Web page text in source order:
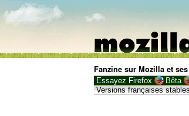
Fanzine sur Mozilla et
Essayez Firefox Bêta
Versions françaises